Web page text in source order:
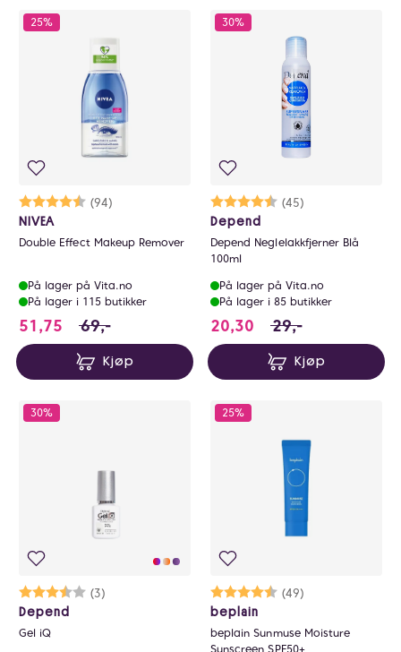
25%
Karakter:
(94)
4.4 av 5 mulige
NIVEA
Double Effect Makeup Remover
På lager på Vita.no
På lager i 115 butikker
51,75 51.75 i stedet for 69 NOK, du sparer 17.25
69,-
Kjøp
30%
Karakter:
(45)
4.7 av 5 mulige
Depend
Depend Neglelakkfjerner Blå
100ml
På lager på Vita.no
På lager i 85 butikker
20,30 20.3 i stedet for 29
29,-
Kjøp
30%
Karakter:
(3)
3.3 av 5 mulige
Depend
Gel iQ
25%
Karakter:
(49)
4.6 av 5 mulige
beplain
beplain Sunmuse Moisture
Sunscreen SPF50+